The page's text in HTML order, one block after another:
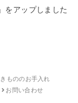
をアップしました
きもののお手入れ
お問い合わせ